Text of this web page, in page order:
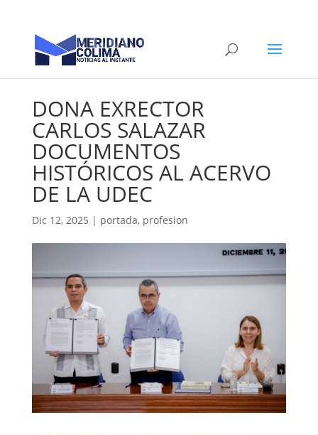
DONA EXRECTOR
CARLOS SALAZAR
DOCUMENTOS
HISTÓRICOS AL ACERVO
DE LA UDEC
Dic 12, 2025 | portada, profesion